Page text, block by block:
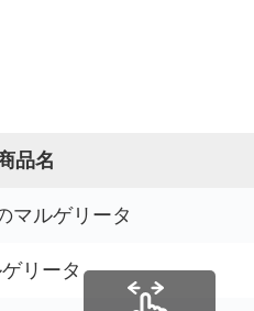
品名
マルゲリータ
リータ